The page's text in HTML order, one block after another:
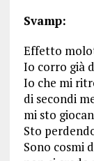
Svamp:
Effetto
Io corro già
Io che mi
di secondi
mi sto
Sto
Sono cosmi